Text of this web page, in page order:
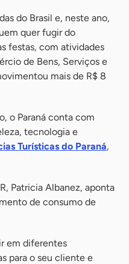
do Brasil e, neste ano,
quer fugir do
festas, com atividades
de Bens, Serviços e
mais de R$ 8
o Paraná conta com
tecnologia e
Turísticas do Paraná,
Patricia Albanez, aponta
de consumo de
em diferentes
para o seu cliente e